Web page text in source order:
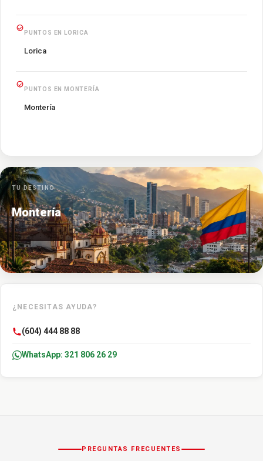
PUNTOS EN LORICA
Lorica
PUNTOS EN MONTERÍA
Montería
TU DESTINO
Montería
¿NECESITAS AYUDA?
(604) 444 88 88
WhatsApp: 321 806 26 29
PREGUNTAS FRECUENTES